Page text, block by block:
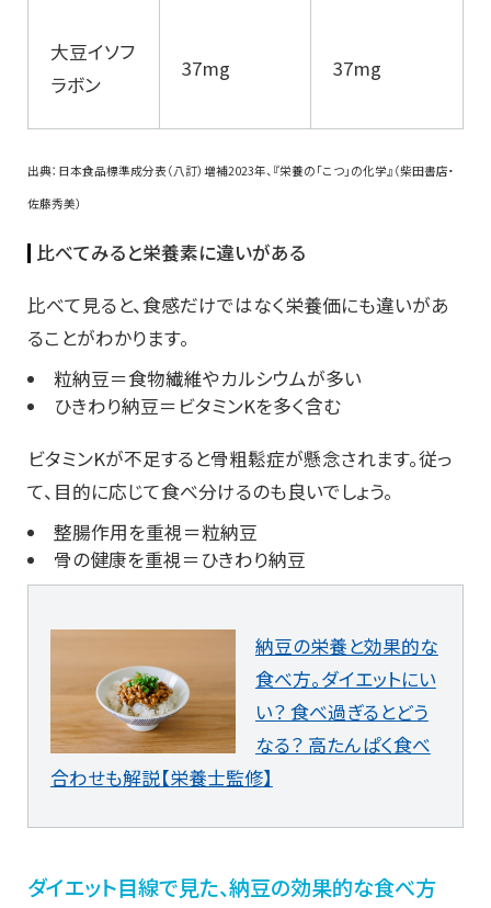
大豆イソフ
ラボン
37mg 37mg
出典：日本食品標準成分表（八訂）増補2023年、『栄養の「こつ」の化学』（柴田書店・
佐藤秀美）
比べてみると栄養素に違いがある
比べて見ると、食感だけではなく栄養価にも違いがあ
ることがわかります。
粒納豆＝食物繊維やカルシウムが多い
ひきわり納豆＝ビタミンKを多く含む
ビタミンKが不足すると骨粗鬆症が懸念されます。従っ
て、目的に応じて食べ分けるのも良いでしょう。
整腸作用を重視＝粒納豆
骨の健康を重視＝ひきわり納豆
納豆の栄養と効果的な
食べ方。ダイエットにい
い？ 食べ過ぎるとどう
なる？ 高たんぱく食べ
合わせも解説【栄養士監修】
ダイエット目線で見た、納豆の効果的な食べ方